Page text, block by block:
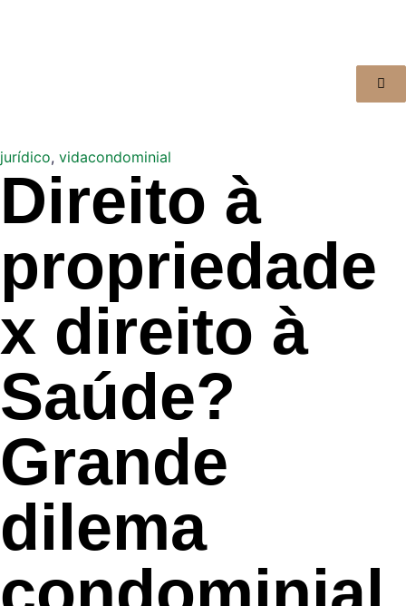
jurídico, vidacondominial
Direito à
propriedade
x direito à
Saúde?
Grande
dilema